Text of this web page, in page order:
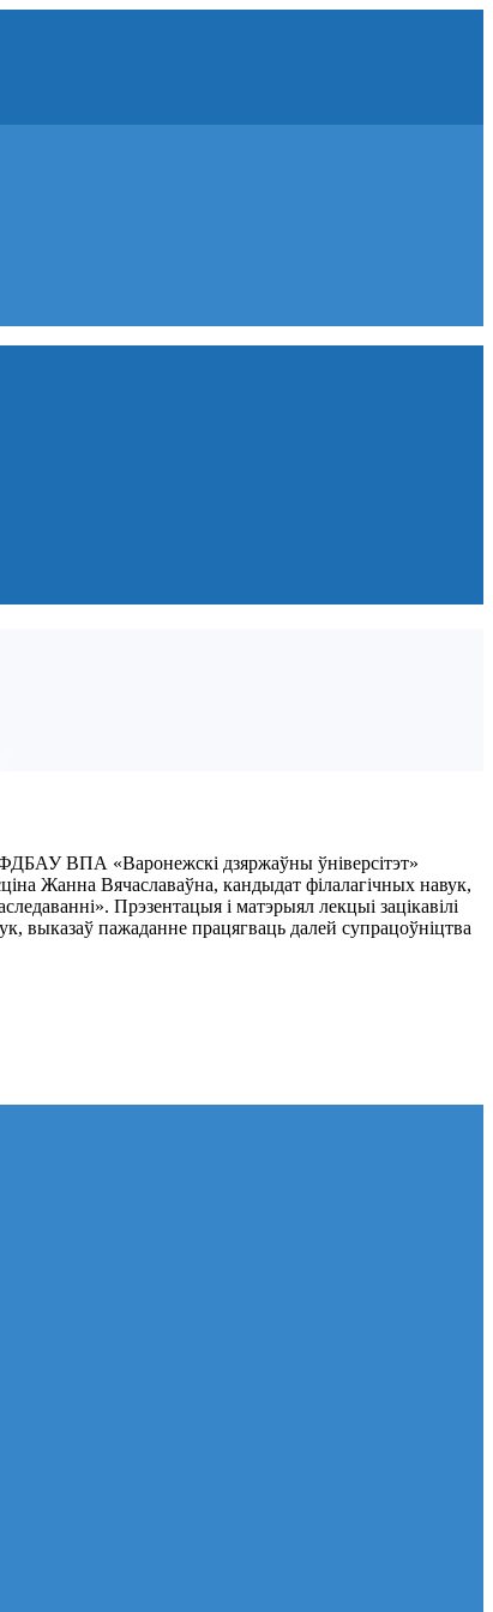
ФДБАУ ВПА «Варонежскі дзяржаўны ўніверсітэт»
Жанна Вячаславаўна, кандыдат філалагічных навук,
Прэзентацыя і матэрыял лекцыі зацікавілі
выказаў пажаданне працягваць далей супрацоўніцтва